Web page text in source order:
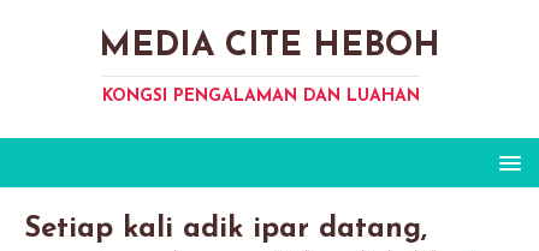
MEDIA CITE HEBOH
KONGSI PENGALAMAN DAN LUAHAN
Setiap kali adik ipar datang,